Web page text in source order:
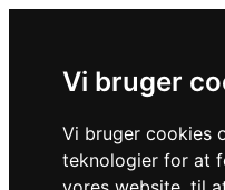
Vi bruger
Vi bruger cookies
teknologier for at